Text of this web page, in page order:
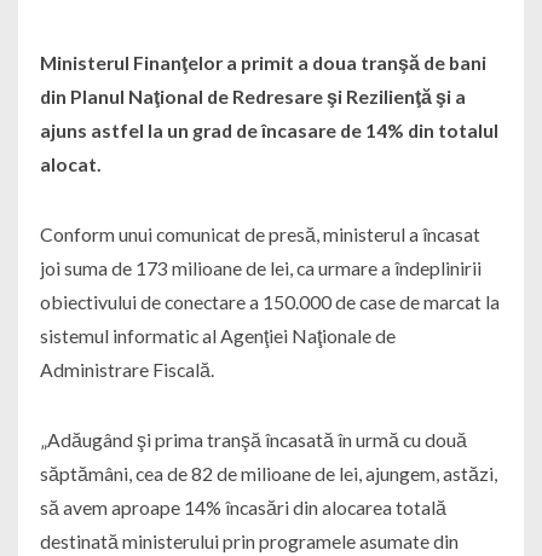
Ministerul Finanţelor a primit a doua tranşă de bani
din Planul Naţional de Redresare şi Rezilienţă şi a
ajuns astfel la un grad de încasare de 14% din totalul
alocat.
Conform unui comunicat de presă, ministerul a încasat
joi suma de 173 milioane de lei, ca urmare a îndeplinirii
obiectivului de conectare a 150.000 de case de marcat la
sistemul informatic al Agenţiei Naţionale de
Administrare Fiscală.
„Adăugând şi prima tranşă încasată în urmă cu două
săptămâni, cea de 82 de milioane de lei, ajungem, astăzi,
să avem aproape 14% încasări din alocarea totală
destinată ministerului prin programele asumate din